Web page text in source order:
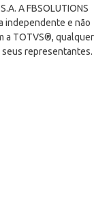
A FBSOLUTIONS
independente e não
a TOTVS®, qualquer
seus representantes.